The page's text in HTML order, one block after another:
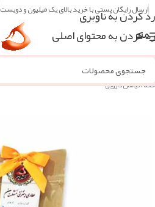
رد کردن به ناوبری
رد کردن به محتوای اصلی
ارسال رایگان پستی با خرید بالای یک میلیون و دویست
منو
خانه/گیاهان دارویی